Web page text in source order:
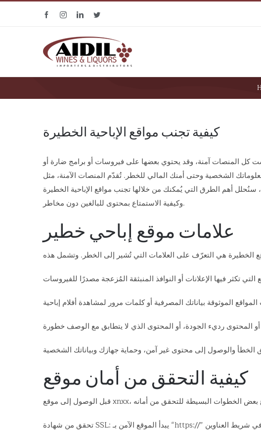
FacebookInstagramLinkedinTwitter
كيفية تجنب مواقع الإباحية الخطيرة
كل المنصات آمنة، وقد يحتوي بعضها على فيروسات أو برامج ضارة أو
أهم الطرق التي يُمكنك من خلالها تجنب مواقع الإباحية الخطيرة
وكيفية الاستمتاع بمحتوى للبالغين دون مخاطر.
علامات موقع إباحي خطير
كيفية التحقق من أمان موقع